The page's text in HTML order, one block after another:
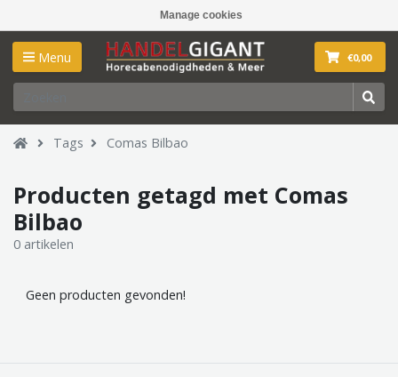
Manage cookies
Menu €0,00
Tags Comas Bilbao
Producten getagd met Comas
Bilbao
0 artikelen
Geen producten gevonden!